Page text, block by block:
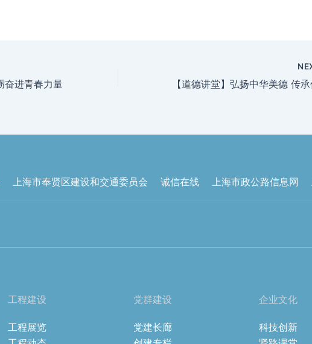
奋进青春力量
上海市奉贤区建设和交通委员会 诚信在线 上海市政公路信息网
工程建设
工程展览
党群建设
党建长廊
企业文化
科技创新